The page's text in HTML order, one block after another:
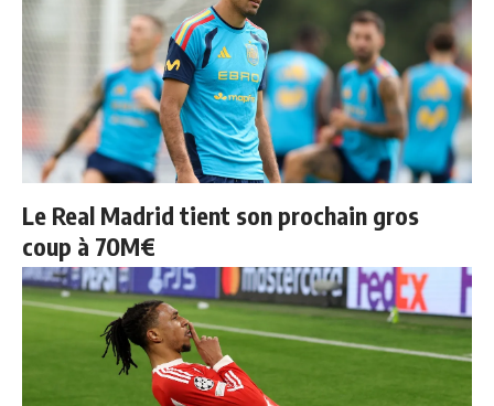
Le Real Madrid tient son prochain gros
coup à 70M€